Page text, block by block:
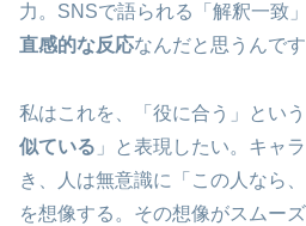
力。SNSで語られる「解釈一致」
直感的な反応なんだと思うんです
私はこれを、「役に合う」という
似ている 」と表現したい。キャ
き、人は無意識に「この人なら
を想像する。その想像がスムー